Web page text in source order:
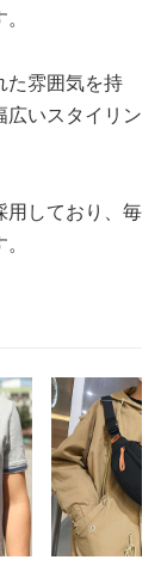
た雰囲気を持
広いスタイリン
用しており、毎